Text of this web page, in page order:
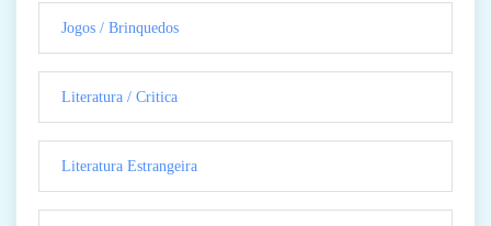
Jogos / Brinquedos
Literatura / Critica
Literatura Estrangeira